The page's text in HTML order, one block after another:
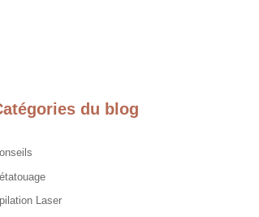
du blog
Laser